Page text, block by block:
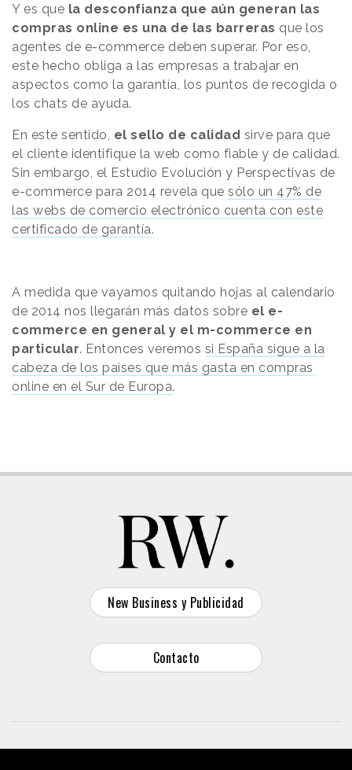
Y es que la desconfianza que aún generan las
compras online es una de las barreras que los
agentes de e-commerce deben superar. Por eso,
este hecho obliga a las empresas a trabajar en
aspectos como la garantía, los puntos de recogida o
los chats de ayuda.
En este sentido, el sello de calidad sirve para que
el cliente identifique la web como fiable y de calidad.
Sin embargo, el Estudio Evolución y Perspectivas de
e-commerce para 2014 revela que sólo un 47% de
las webs de comercio electrónico cuenta con este
certificado de garantía.
A medida que vayamos quitando hojas al calendario
de 2014 nos llegarán más datos sobre el e-
commerce en general y el m-commerce en
particular. Entonces veremos si España sigue a la
cabeza de los países que más gasta en compras
online en el Sur de Europa.
New Business y Publicidad
Contacto
© 2026 Reason Why